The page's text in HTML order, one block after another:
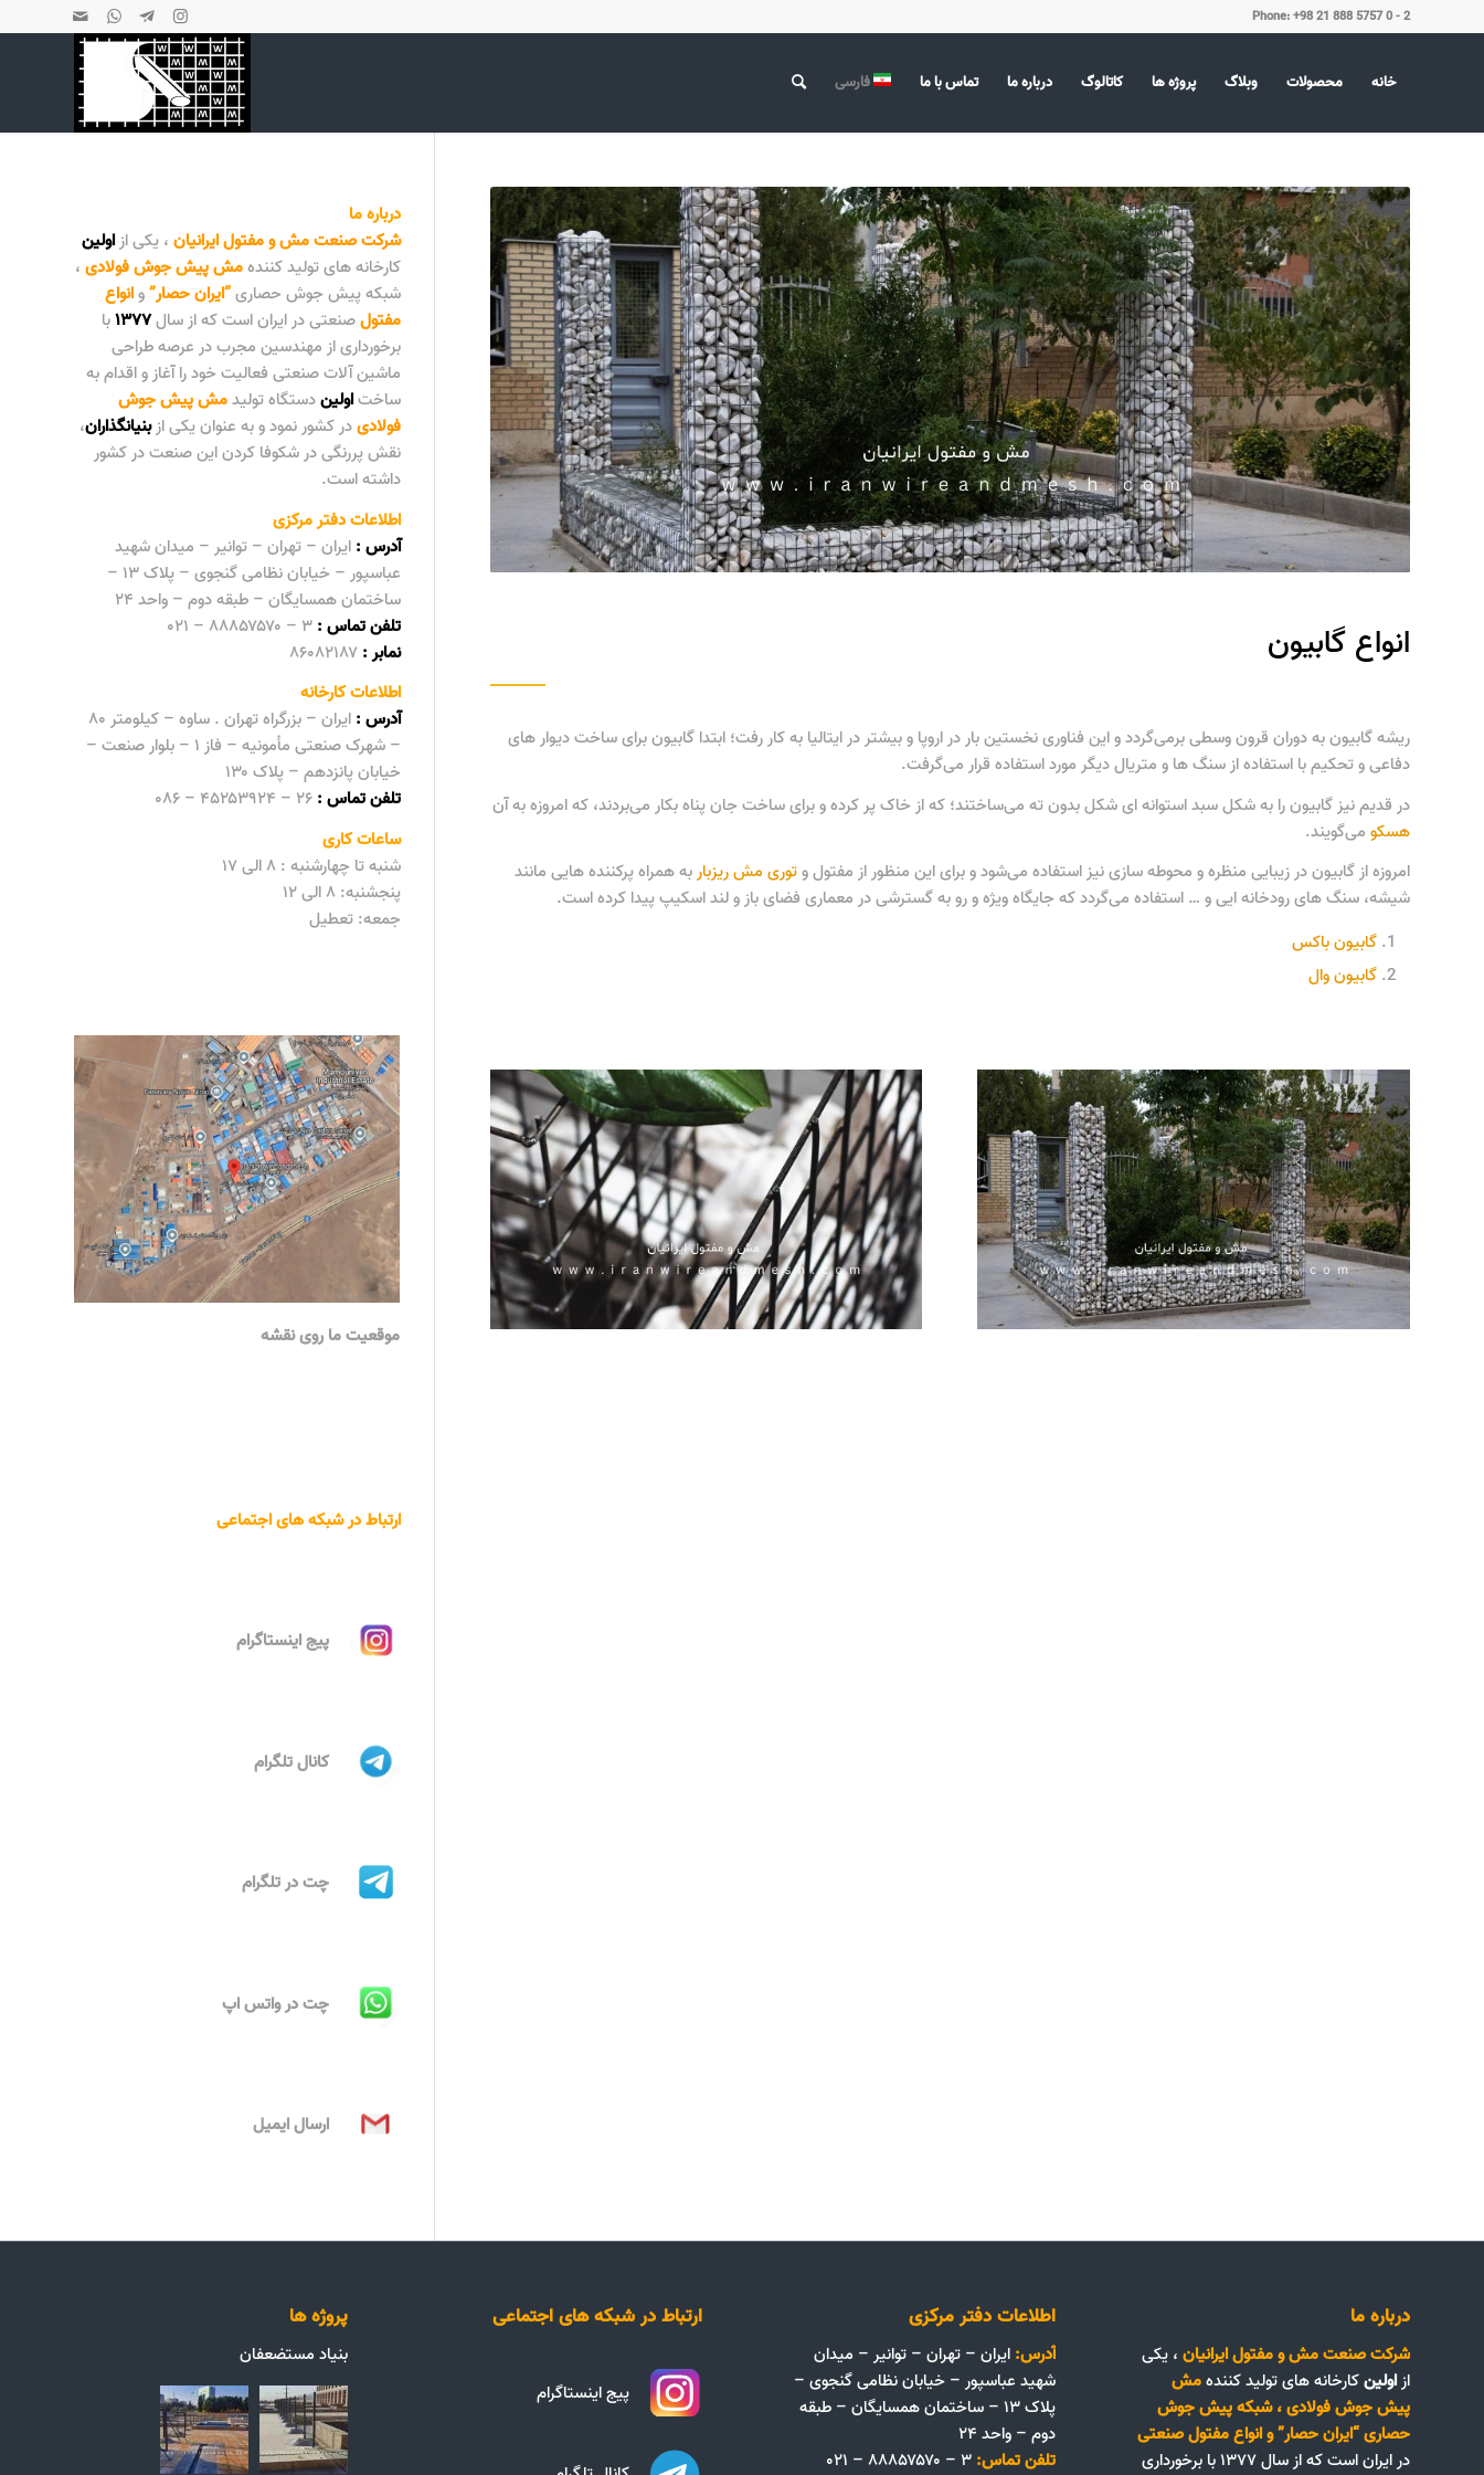
Phone: +98 21 888 5757 0 - 2
خانه محصولات وبلاگ پروژه ها کاتالوگ درباره ما تماس با ما فارسی
انواع گابیون
ریشه گابیون به دوران قرون وسطی برمی‌گردد و این فناوری نخستین بار در اروپا و بیشتر در ایتالیا به کار رفت؛ ابتدا گابیون برای ساخت دیوار های
دفاعی و تحکیم با استفاده از سنگ ها و متریال دیگر مورد استفاده قرار می‌گرفت.
در قدیم نیز گابیون را به شکل سبد استوانه ای شکل بدون ته می‌ساختند؛ که از خاک پر کرده و برای ساخت جان پناه بکار می‌بردند، که امروزه به آن
هسکو می‌گویند.
امروزه از گابیون در زیبایی منظره و محوطه سازی نیز استفاده می‌شود و برای این منظور از مفتول وتوری مش ریزباربه همراه پرکننده هایی مانند
شیشه، سنگ های رودخانه ایی و … استفاده می‌گردد که جایگاه ویژه و رو به گسترشی در معماری فضای باز و لند اسکیپ پیدا کرده ‌است.
گابیون باکس
گابیون وال
درباره ما
شرکت صنعت مش و مفتول ایرانیان ، یکی ازاولین
کارخانه های تولید کنندهمش پیش جوش فولادی ،
شبکه پیش جوش حصاری“ایران حصار”وانواع
مفتولصنعتی در ایران است که از سال۱۳۷۷با
برخورداری از مهندسین مجرب در عرصه طراحی
ماشین آلات صنعتی فعالیت خود را آغاز و اقدام به
ساختاولیندستگاه تولیدمش پیش جوش
فولادیدر کشور نمود و به عنوان یکی ازبنیانگذاران،
نقش پررنگی در شکوفا کردن این صنعت در کشور
داشته است.
اطلاعات دفتر مرکزی
آدرس : ایران – تهران – توانیر – میدان شهید
عباسپور – خیابان نظامی گنجوی – پلاک ۱۳ –
ساختمان همسایگان – طبقه دوم – واحد ۲۴
تلفن تماس : ۳ – ۸۸۸۵۷۵۷۰ – ۰۲۱
نمابر : ۸۶۰۸۲۱۸۷
اطلاعات کارخانه
آدرس :
ایران – بزرگراه تهران . ساوه – کیلومتر ۸۰
– شهرک صنعتی مأمونیه – فاز ۱ – بلوار صنعت –
خیابان پانزدهم – پلاک ۱۳۰
تلفن تماس : ۲۶ – ۴۵۲۵۳۹۲۴ – ۰۸۶
ساعات کاری
شنبه تا چهارشنبه : ۸ الی ۱۷
پنجشنبه: ۸ الی ۱۲
جمعه‌:‌ تعطیل
موقعیت ما روی نقشه
ارتباط در شبکه های اجتماعی
پیج اینستاگرام
کانال تلگرام
چت در تلگرام
چت در واتس اپ
ارسال ایمیل
درباره ما
شرکت صنعت مش و مفتول ایرانیان ، یکی
از اولینکارخانه های تولید کنندهمش
پیش جوش فولادی،شبکه پیش جوش
حصاری “ایران حصار”وانواع مفتول صنعتی
در ایران است که از سال ۱۳۷۷ با برخورداری
اطلاعات دفتر مرکزی
آدرس: ایران – تهران – توانیر – میدان
شهید عباسپور – خیابان نظامی گنجوی –
پلاک ۱۳ – ساختمان همسایگان – طبقه
دوم – واحد ۲۴
تلفن تماس:
ارتباط در شبکه های اجتماعی
پیج اینستاگرام
پروژه ها
بنیاد مستضعفان